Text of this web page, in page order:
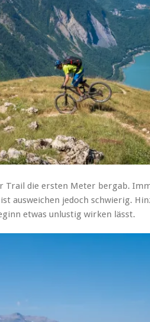
Trail die ersten Meter bergab.
ausweichen jedoch schwierig.
etwas unlustig wirken lässt.